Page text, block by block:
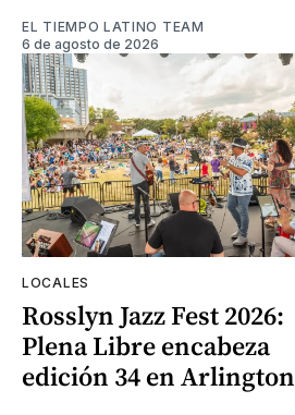
EL TIEMPO LATINO TEAM
6 de agosto de 2026
LOCALES
Rosslyn Jazz Fest 2026:
Plena Libre encabeza
edición 34 en Arlington